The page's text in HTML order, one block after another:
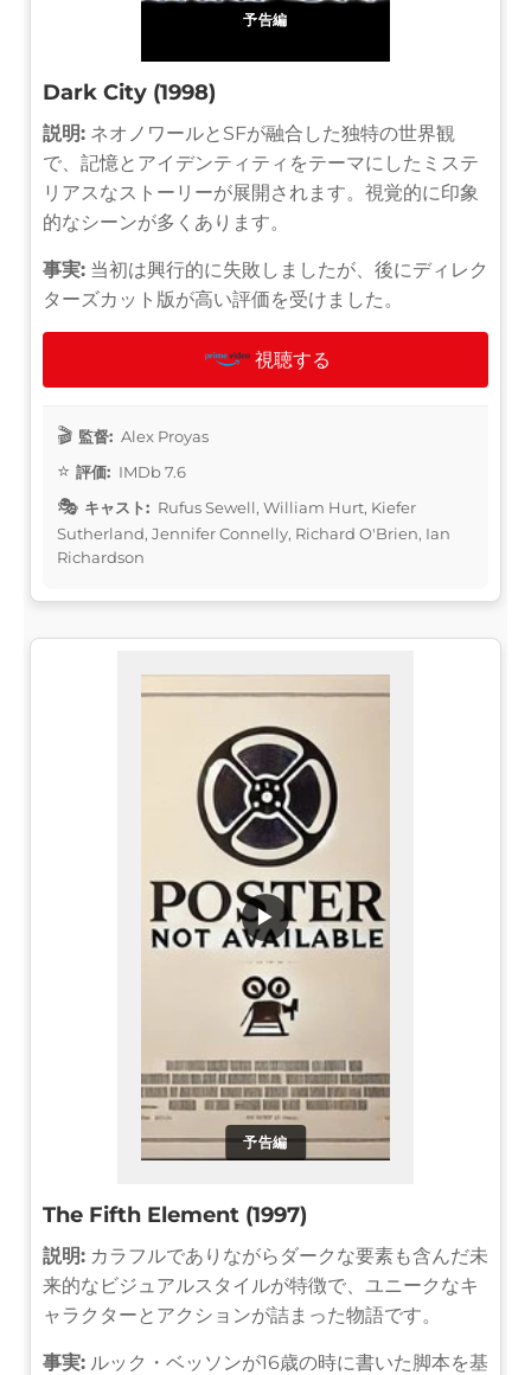
予告編
Dark City (1998)
説明: ネオノワールとSFが融合した独特の世界観
で、記憶とアイデンティティをテーマにしたミステ
リアスなストーリーが展開されます。視覚的に印象
的なシーンが多くあります。
事実: 当初は興行的に失敗しましたが、後にディレク
ターズカット版が高い評価を受けました。
視聴する
監督: Alex Proyas
評価: IMDb 7.6
キャスト: Rufus Sewell, William Hurt, Kiefer
Sutherland, Jennifer Connelly, Richard O'Brien, Ian
Richardson
予告編
▶
The Fifth Element (1997)
説明: カラフルでありながらダークな要素も含んだ未
来的なビジュアルスタイルが特徴で、ユニークなキ
ャラクターとアクションが詰まった物語です。
事実: ルック・ベッソンが16歳の時に書いた脚本を基